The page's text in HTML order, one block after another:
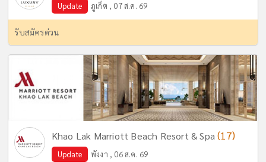
Update ภูเก็ต , 07 ส.ค. 69
รับสมัครด่วน
Khao Lak Marriott Beach Resort & Spa(17)
Update พังงา , 06 ส.ค. 69